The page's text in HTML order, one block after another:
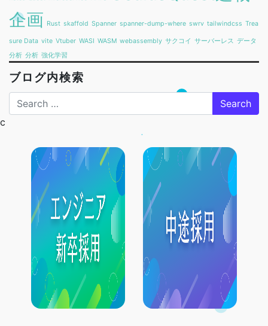
企画 Rust skaffold Spanner spanner-dump-where swrv tailwindcss Trea
sure Data vite Vtuber WASI WASM webassembly サクコイ サーバーレス データ
分析 分析 強化学習
ブログ内検索
Search
c